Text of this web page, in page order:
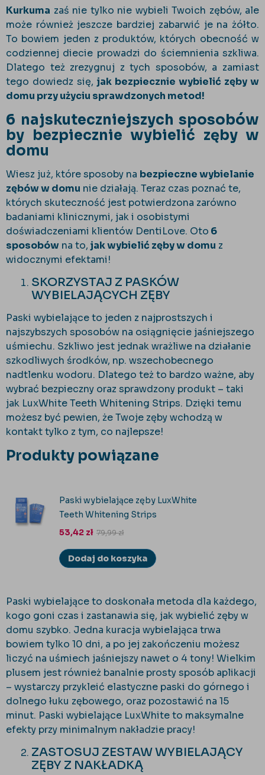
Kurkuma zaś nie tylko nie wybieli Twoich zębów, ale
może również jeszcze bardziej zabarwić je na żółto.
To bowiem jeden z produktów, których obecność w
codziennej diecie prowadzi do ściemnienia szkliwa.
Dlatego też zrezygnuj z tych sposobów, a zamiast
tego dowiedz się, jak bezpiecznie wybielić zęby w
domu przy użyciu sprawdzonych metod!
6 najskuteczniejszych sposobów
by bezpiecznie wybielić zęby w
domu
Wiesz już, które sposoby na bezpieczne wybielanie
zębów w domu nie działają. Teraz czas poznać te,
których skuteczność jest potwierdzona zarówno
badaniami klinicznymi, jak i osobistymi
doświadczeniami klientów DentiLove. Oto 6
sposobów na to, jak wybielić zęby w domu z
widocznymi efektami!
SKORZYSTAJ Z PASKÓW
WYBIELAJĄCYCH ZĘBY
Paski wybielające to jeden z najprostszych i
najszybszych sposobów na osiągnięcie jaśniejszego
uśmiechu. Szkliwo jest jednak wrażliwe na działanie
szkodliwych środków, np. wszechobecnego
nadtlenku wodoru. Dlatego też to bardzo ważne, aby
wybrać bezpieczny oraz sprawdzony produkt – taki
jak LuxWhite Teeth Whitening Strips. Dzięki temu
możesz być pewien, że Twoje zęby wchodzą w
kontakt tylko z tym, co najlepsze!
Produkty powiązane
Paski wybielające zęby LuxWhite
Teeth Whitening Strips
53,42 zł 79,99zł
Dodaj do koszyka
Paski wybielające to doskonała metoda dla każdego,
kogo goni czas i zastanawia się, jak wybielić zęby w
domu szybko. Jedna kuracja wybielająca trwa
bowiem tylko 10 dni, a po jej zakończeniu możesz
liczyć na uśmiech jaśniejszy nawet o 4 tony! Wielkim
plusem jest również banalnie prosty sposób aplikacji
– wystarczy przykleić elastyczne paski do górnego i
dolnego łuku zębowego, oraz pozostawić na 15
minut. Paski wybielające LuxWhite to maksymalne
efekty przy minimalnym nakładzie pracy!
ZASTOSUJ ZESTAW WYBIELAJĄCY
ZĘBY Z NAKŁADKĄ